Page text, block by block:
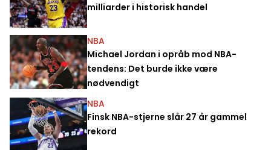
milliarder i historisk handel
NBA
Michael Jordan i opråb mod NBA-
tendens: Det burde ikke være
nødvendigt
NBA
Finsk NBA-stjerne slår 27 år gammel
rekord